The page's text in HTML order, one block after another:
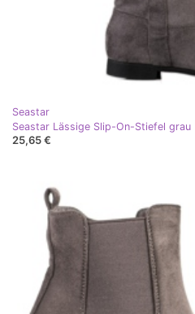
Seastar
Seastar Lässige Slip-On-Stiefel grau
25,65 €